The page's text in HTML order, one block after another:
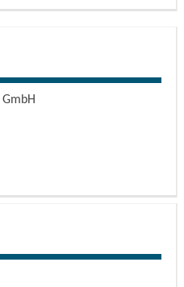
Berliner
Seenplatte e. V.
Ruppin, Rheinsberger